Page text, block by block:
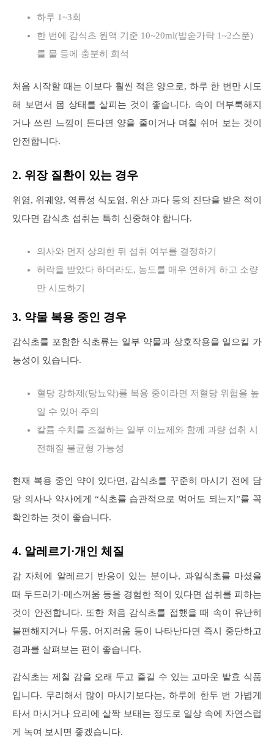
하루 1~3회
한 번에 감식초 원액 기준 10~20ml(밥숟가락 1~2스푼)
를 물 등에 충분히 희석
처음 시작할 때는 이보다 훨씬 적은 양으로, 하루 한 번만 시도
해 보면서 몸 상태를 살피는 것이 좋습니다. 속이 더부룩해지
거나 쓰린 느낌이 든다면 양을 줄이거나 며칠 쉬어 보는 것이
안전합니다.
2. 위장 질환이 있는 경우
위염, 위궤양, 역류성 식도염, 위산 과다 등의 진단을 받은 적이
있다면 감식초 섭취는 특히 신중해야 합니다.
의사와 먼저 상의한 뒤 섭취 여부를 결정하기
허락을 받았다 하더라도, 농도를 매우 연하게 하고 소량
만 시도하기
3. 약물 복용 중인 경우
감식초를 포함한 식초류는 일부 약물과 상호작용을 일으킬 가
능성이 있습니다.
혈당 강하제(당뇨약)를 복용 중이라면 저혈당 위험을 높
일 수 있어 주의
칼륨 수치를 조절하는 일부 이뇨제와 함께 과량 섭취 시
전해질 불균형 가능성
현재 복용 중인 약이 있다면, 감식초를 꾸준히 마시기 전에 담
당 의사나 약사에게 “식초를 습관적으로 먹어도 되는지”를 꼭
확인하는 것이 좋습니다.
4. 알레르기·개인 체질
감 자체에 알레르기 반응이 있는 분이나, 과일식초를 마셨을
때 두드러기·메스꺼움 등을 경험한 적이 있다면 섭취를 피하는
것이 안전합니다. 또한 처음 감식초를 접했을 때 속이 유난히
불편해지거나 두통, 어지러움 등이 나타난다면 즉시 중단하고
경과를 살펴보는 편이 좋습니다.
감식초는 제철 감을 오래 두고 즐길 수 있는 고마운 발효 식품
입니다. 무리해서 많이 마시기보다는, 하루에 한두 번 가볍게
타서 마시거나 요리에 살짝 보태는 정도로 일상 속에 자연스럽
게 녹여 보시면 좋겠습니다.